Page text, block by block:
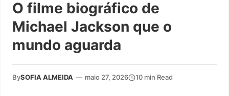
O filme biográfico de
Michael Jackson que o
mundo aguarda
BySOFIA ALMEIDA — maio 27, 2026 10 min Read